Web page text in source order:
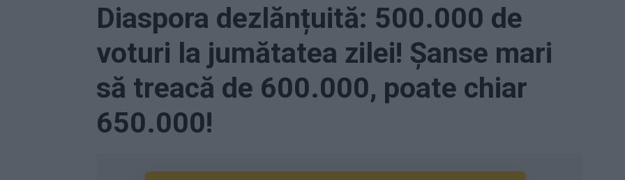
Diaspora dezlănțuită: 500.000 de
voturi la jumătatea zilei! Șanse mari
să treacă de 600.000, poate chiar
650.000!